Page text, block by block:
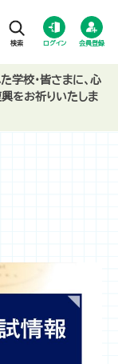
ログイン 会員登録
学校・皆さまに、心
をお祈りいたしま